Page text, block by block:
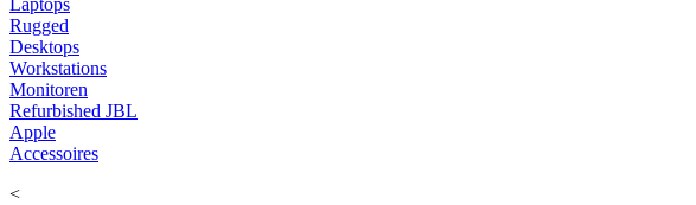
Laptops
Rugged
Desktops
Workstations
Monitoren
Refurbished JBL
Apple
Accessoires
<